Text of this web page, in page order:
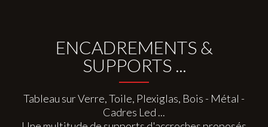
ENCADREMENTS &
SUPPORTS ...
Tableau sur Verre, Toile, Plexiglas, Bois - Métal -
Cadres Led ...